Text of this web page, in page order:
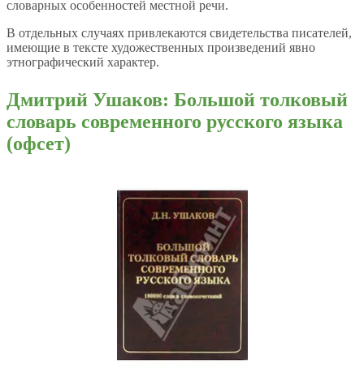
словарных особенностей местной речи.
В отдельных случаях привлекаются свидетельства писателей,
имеющие в тексте художественных произведений явно
этнографический характер.
Дмитрий Ушаков: Большой толковый
словарь современного русского языка
(офсет)